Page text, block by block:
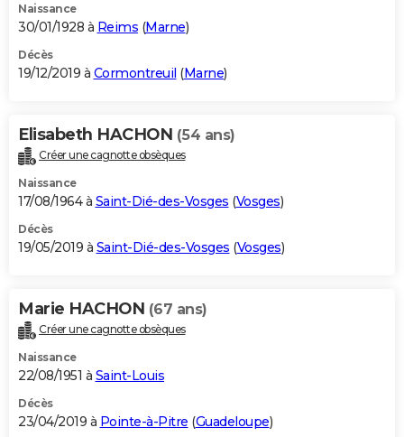
Naissance
30/01/1928 à Reims (Marne)
Décès
19/12/2019 à Cormontreuil (Marne)
Elisabeth HACHON (54 ans)
Créer une cagnotte obsèques
Naissance
17/08/1964 à Saint-Dié-des-Vosges (Vosges)
Décès
19/05/2019 à Saint-Dié-des-Vosges (Vosges)
Marie HACHON (67 ans)
Créer une cagnotte obsèques
Naissance
22/08/1951 à Saint-Louis
Décès
23/04/2019 à Pointe-à-Pitre (Guadeloupe)